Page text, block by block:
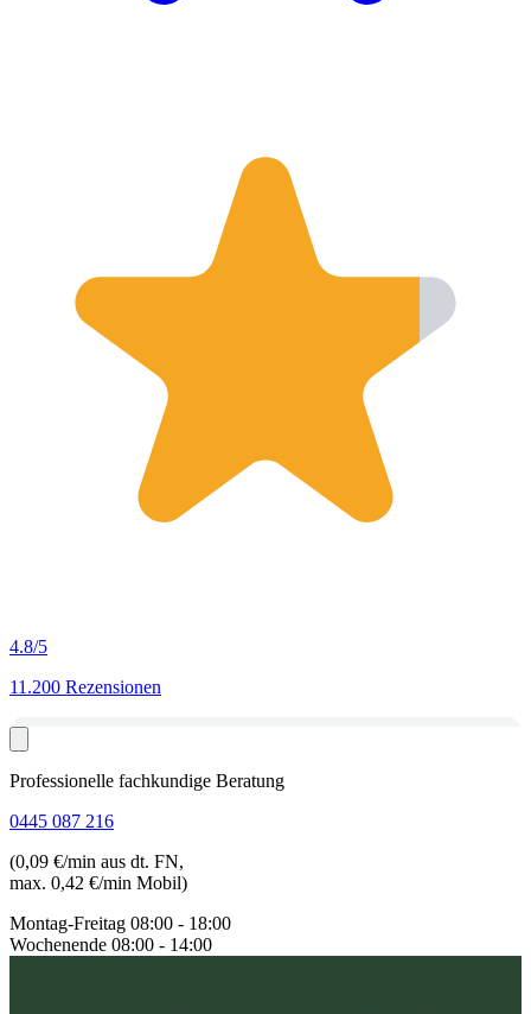
4.8/5
11.200 Rezensionen
Professionelle fachkundige Beratung
0445 087 216
(0,09 €/min aus dt. FN,
max. 0,42 €/min Mobil)
Montag-Freitag 08:00 - 18:00
Wochenende 08:00 - 14:00